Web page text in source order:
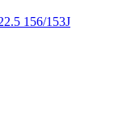
156/153J